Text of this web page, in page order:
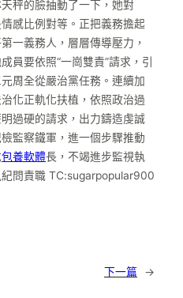
秤的臉抽動了一下，她對
感比例對等。正把義務擔起
一義務人，層層傳導壓力，
員要依照“一崗雙責”請求，引
周全從嚴治黨任務。連續加
化正軌化扶植，依照政治過
過硬的請求，出力鑄造虔誠
監察鐵軍，進一個步驟推動
包養軟體長，不竭進步監視執
問責職 TC:sugarpopular900
下一篇 →